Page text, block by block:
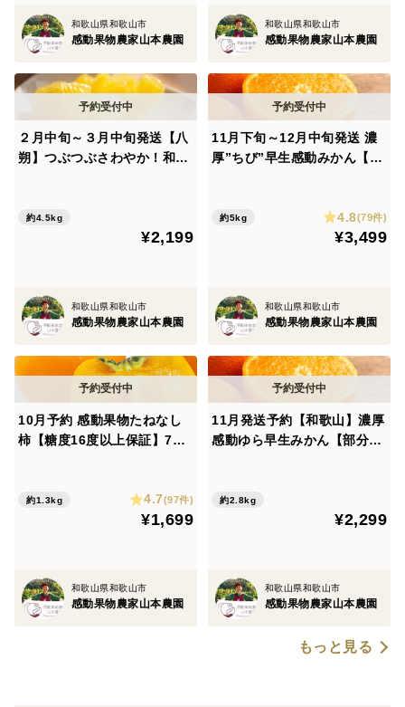
ん！
でも、やはり感動果物農家と名乗るにはここまで徹底的
また、同じ糖度の桃があったとしても、弊園の桃の方
が硝酸態窒素が残りにくい農法をしているので、より旨
味が乗っている自信があります。
度が出たタイミングでないと揃うことができないので、
お日にち指定は全くできないです。お早めにご注文くだ
桃って本当はこんなに美味しいんだ！と思ってもらえ
から、味でガッカリさせることはまずないと言い切れま
す。ぜひとも山本農園の桃を楽しんでいただきたいで
す。
にて
①のし種類
②上書き （例）御中元、御祝 もしくは無地のし
和歌山県和歌山市
感動果物農家山本農園
和歌山県和歌山市
感動果物農家山本農園
２月中旬～３月中旬発送【八
朔】つぶつぶさわやか！和歌
約4.5kg
¥2,199
和歌山県和歌山市
感動果物農家山本農園
11月下旬～12月中旬発送 濃
厚”ちび”早生感動みかん【部
約5kg 4.8(79件)
¥3,499
和歌山県和歌山市
感動果物農家山本農園
10月予約 感動果物たねなし
柿【糖度16度以上保証】7玉
約1.3kg 4.7(97件)
¥1,699
和歌山県和歌山市
感動果物農家山本農園
11月発送予約【和歌山】濃厚
感動ゆら早生みかん【部分光
約2.8kg
¥2,299
和歌山県和歌山市
感動果物農家山本農園
もっと見る